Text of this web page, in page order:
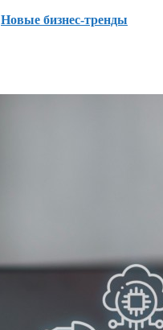
Новые бизнес-тренды